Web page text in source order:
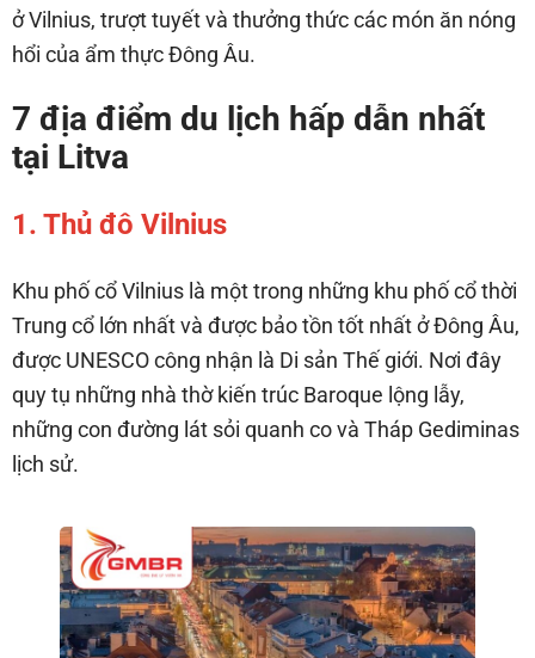
ở Vilnius, trượt tuyết và thưởng thức các món ăn nóng
hổi của ẩm thực Đông Âu.
7 địa điểm du lịch hấp dẫn nhất
tại Litva
1. Thủ đô Vilnius
Khu phố cổ Vilnius là một trong những khu phố cổ thời
Trung cổ lớn nhất và được bảo tồn tốt nhất ở Đông Âu,
được UNESCO công nhận là Di sản Thế giới. Nơi đây
quy tụ những nhà thờ kiến trúc Baroque lộng lẫy,
những con đường lát sỏi quanh co và Tháp Gediminas
lịch sử.